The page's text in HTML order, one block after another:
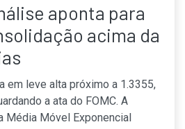
aponta para
acima da
em leve alta próximo a 1.3355,
a ata do FOMC. A
Média Móvel Exponencial